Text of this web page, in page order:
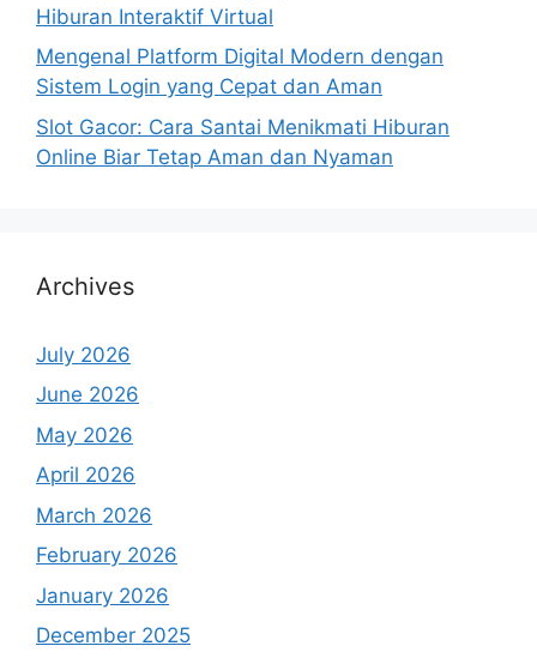
Hiburan Interaktif Virtual
Mengenal Platform Digital Modern dengan
Sistem Login yang Cepat dan Aman
Slot Gacor: Cara Santai Menikmati Hiburan
Online Biar Tetap Aman dan Nyaman
Archives
July 2026
June 2026
May 2026
April 2026
March 2026
February 2026
January 2026
December 2025